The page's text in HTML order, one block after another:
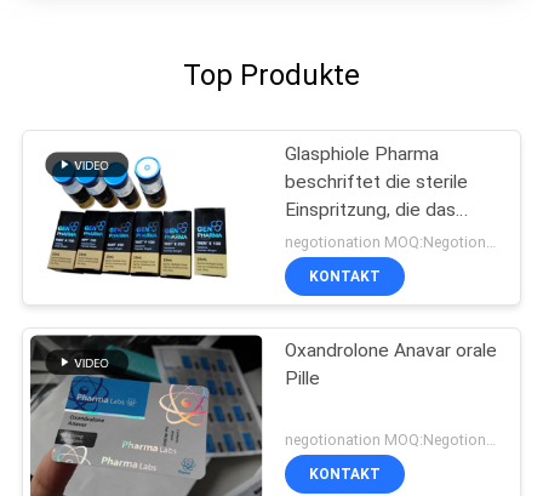
Top Produkte
Glasphiole Pharma
beschriftet die sterile
Einspritzung, die das
pharmazeutische
Verpacken druckt
negotionation MOQ:Negotionation
KONTAKT
Oxandrolone Anavar orale
Pille
negotionation MOQ:Negotionation
KONTAKT